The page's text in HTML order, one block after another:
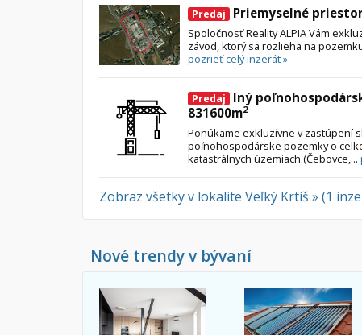
Predaj Priemyselné
Spoločnosť Reality ALPIA Vám
závod, ktorý sa rozlieha na
pozrieť celý inzerát »
Predaj
Iný
831600m2
Ponúkame exkluzívne v zastúpení
poľnohospodárske pozemky o
katastrálnych územiach (Čebovce,...
Zobraz všetky v lokalite Veľký Krtíš » (1
Nové trendy v bývaní